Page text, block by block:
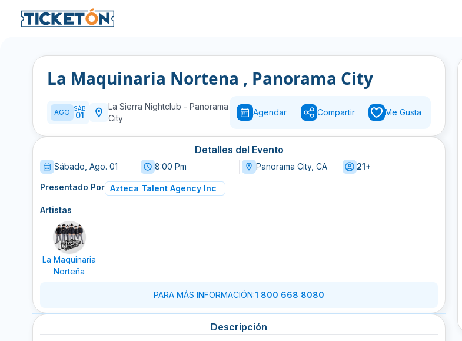
La Maquinaria Nortena , Panorama City
AGO SÁB
01
La Sierra Nightclub - Panorama
City
Agendar Compartir Me Gusta
Detalles del Evento
Sábado, Ago. 01 8:00 Pm Panorama City, CA 21+
Presentado Por Azteca Talent Agency Inc
Artistas
La Maquinaria
Norteña
PARA MÁS INFORMACIÓN:1 800 668 8080
Descripción